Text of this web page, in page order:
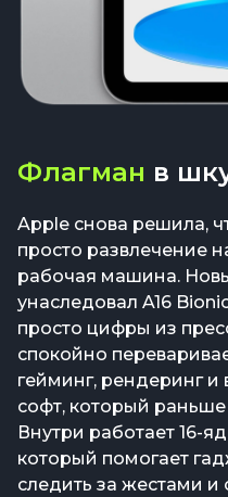
Флагман в
Apple снова решила,
просто развлечение
рабочая машина.
унаследовал A16
просто цифры из
спокойно
гейминг, рендеринг
софт, который
Внутри работает 16-
который помогает
следить за жестами